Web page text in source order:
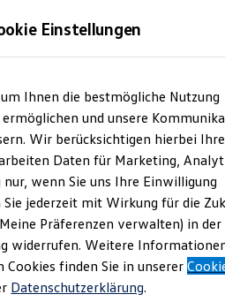
entdecken
und Oldtimer
Hersteller finden
entdecken & konfigurieren
& Behörden
Einstellungen
Ihnen die bestmögliche Nutzung
und unsere
Wir berücksichtigen hierbei Ihre
Daten für Marketing,
wenn Sie uns Ihre Einwilligung
Sie jederzeit mit Wirkung für die
Präferenzen verwalten) in der
widerrufen. Weitere
Cookies finden Sie in unserer
Datenschutzerklärung.